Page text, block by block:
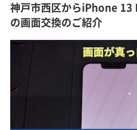
神戸市西区からiPhone 13
の画面交換のご紹介